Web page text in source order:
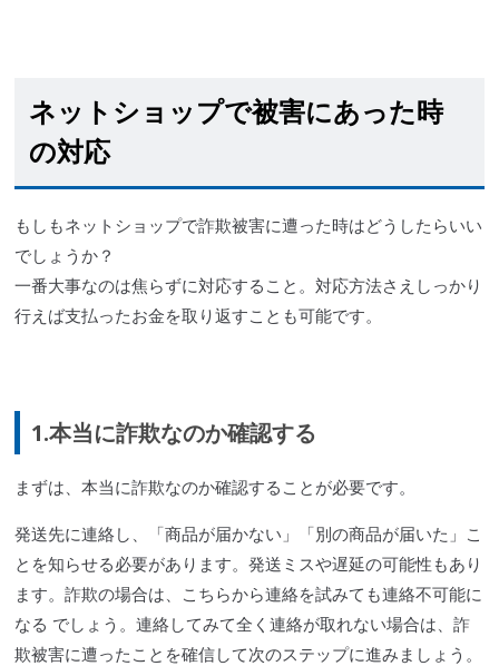
ネットショップで被害にあった時
の対応
もしもネットショップで詐欺被害に遭った時はどうしたらいい
でしょうか？
一番大事なのは焦らずに対応すること。対応方法さえしっかり
行えば支払ったお金を取り返すことも可能です。
1.本当に詐欺なのか確認する
まずは、本当に詐欺なのか確認することが必要です。
発送先に連絡し、「商品が届かない」「別の商品が届いた」こ
とを知らせる必要があります。発送ミスや遅延の可能性もあり
ます。詐欺の場合は、こちらから連絡を試みても連絡不可能に
なる でしょう。連絡してみて全く連絡が取れない場合は、詐
欺被害に遭ったことを確信して次のステップに進みましょう。